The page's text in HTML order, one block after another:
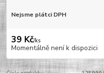
Nejsme plátci DPH
39 Kč/ks
Momentálně není k dispozici